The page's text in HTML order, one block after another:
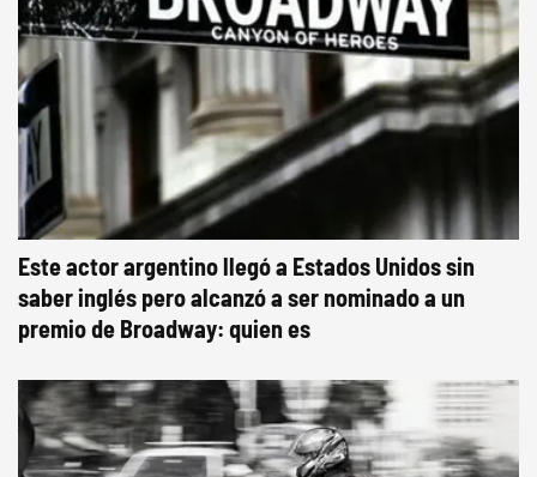
Este actor argentino llegó a Estados Unidos sin
saber inglés pero alcanzó a ser nominado a un
premio de Broadway: quien es